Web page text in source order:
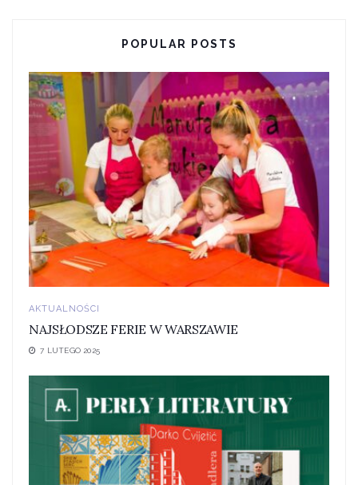
POPULAR POSTS
AKTUALNOŚCI
NAJSŁODSZE FERIE W WARSZAWIE
7 LUTEGO 2025